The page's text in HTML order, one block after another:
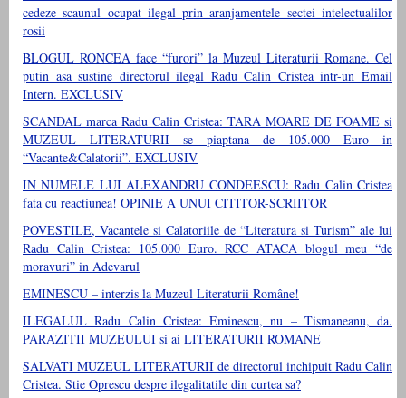
cedeze scaunul ocupat ilegal prin aranjamentele sectei intelectualilor
rosii
BLOGUL RONCEA face “furori” la Muzeul Literaturii Romane. Cel
putin asa sustine directorul ilegal Radu Calin Cristea intr-un Email
Intern. EXCLUSIV
SCANDAL marca Radu Calin Cristea: TARA MOARE DE FOAME si
MUZEUL LITERATURII se piaptana de 105.000 Euro in
“Vacante&Calatorii”. EXCLUSIV
IN NUMELE LUI ALEXANDRU CONDEESCU: Radu Calin Cristea
fata cu reactiunea! OPINIE A UNUI CITITOR-SCRIITOR
POVESTILE, Vacantele si Calatoriile de “Literatura si Turism” ale lui
Radu Calin Cristea: 105.000 Euro. RCC ATACA blogul meu “de
moravuri” in Adevarul
EMINESCU – interzis la Muzeul Literaturii Române!
ILEGALUL Radu Calin Cristea: Eminescu, nu – Tismaneanu, da.
PARAZITII MUZEULUI si ai LITERATURII ROMANE
SALVATI MUZEUL LITERATURII de directorul inchipuit Radu Calin
Cristea. Stie Oprescu despre ilegalitatile din curtea sa?